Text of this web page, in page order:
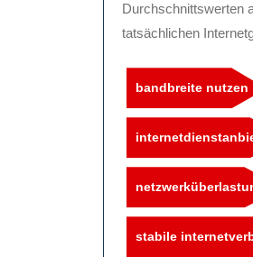
Durchschnittswerten
tatsächlichen
bandbreite nutzen
stabile